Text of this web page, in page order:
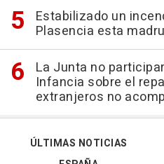
Estabilizado un
Plasencia esta
La Junta no
Infancia sobre el
extranjeros no
ÚLTIMAS NOTICIAS